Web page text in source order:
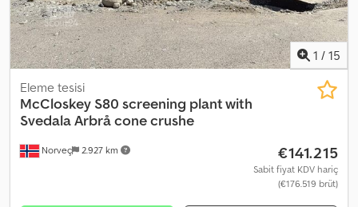
1 / 15
Norveç 2.927 km
Eleme tesisi
McCloskey S80 screening plant with
Svedala Arbrå cone crushe
€141.215
Sabit fiyat KDV hariç
(€176.519 brüt)